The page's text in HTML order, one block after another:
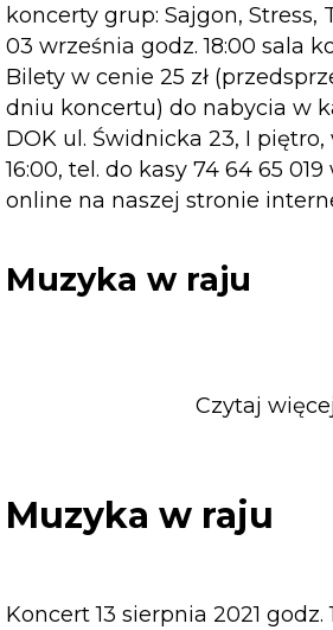
koncerty grup: Sajgon, Stress,
03 września godz. 18:00 sala
Bilety w cenie 25 zł
dniu koncertu) do nabycia w
DOK ul. Świdnicka 23, I piętro,
16:00, tel. do kasy 74 64 65
online na naszej stronie
Muzyka w raju
Czytaj więcej
Muzyka w raju
Koncert 13 sierpnia 2021 godz.